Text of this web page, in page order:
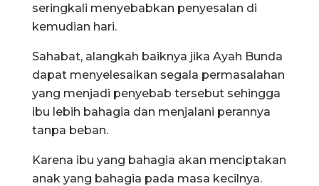
seringkali menyebabkan penyesalan di
kemudian hari.
Sahabat, alangkah baiknya jika Ayah Bunda
dapat menyelesaikan segala permasalahan
yang menjadi penyebab tersebut sehingga
ibu lebih bahagia dan menjalani perannya
tanpa beban.
Karena ibu yang bahagia akan menciptakan
anak yang bahagia pada masa kecilnya.